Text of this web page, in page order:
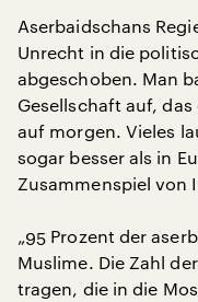
Aserbaidschans
Unrecht in die
abgeschoben. Man
Gesellschaft auf,
auf morgen. Vieles
sogar besser als in
Zusammenspiel von
„95 Prozent der
Muslime. Die Zahl
tragen, die in die